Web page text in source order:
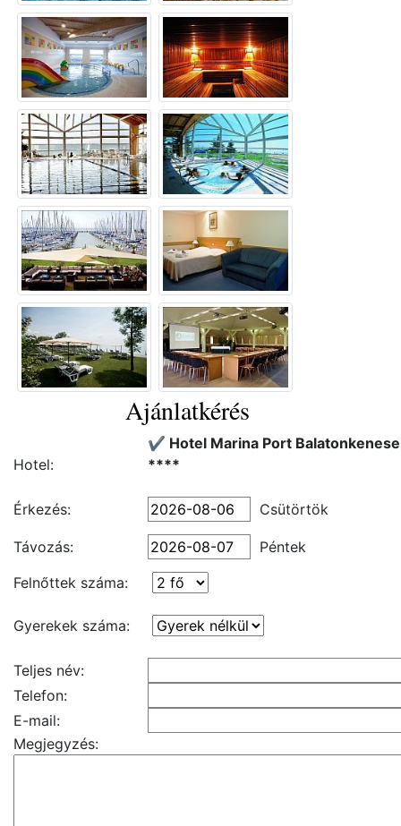
Ajánlatkérés
Hotel:
✔️ Hotel Marina Port Balatonkenese
****
Érkezés: Csütörtök
Távozás:
Péntek
Felnőttek száma:
Gyerekek száma:
Teljes név:
Telefon:
E-mail:
Megjegyzés: